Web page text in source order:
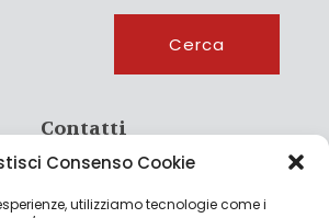
Consenso Cookie
utilizziamo tecnologie come i
Cerca
Contatti